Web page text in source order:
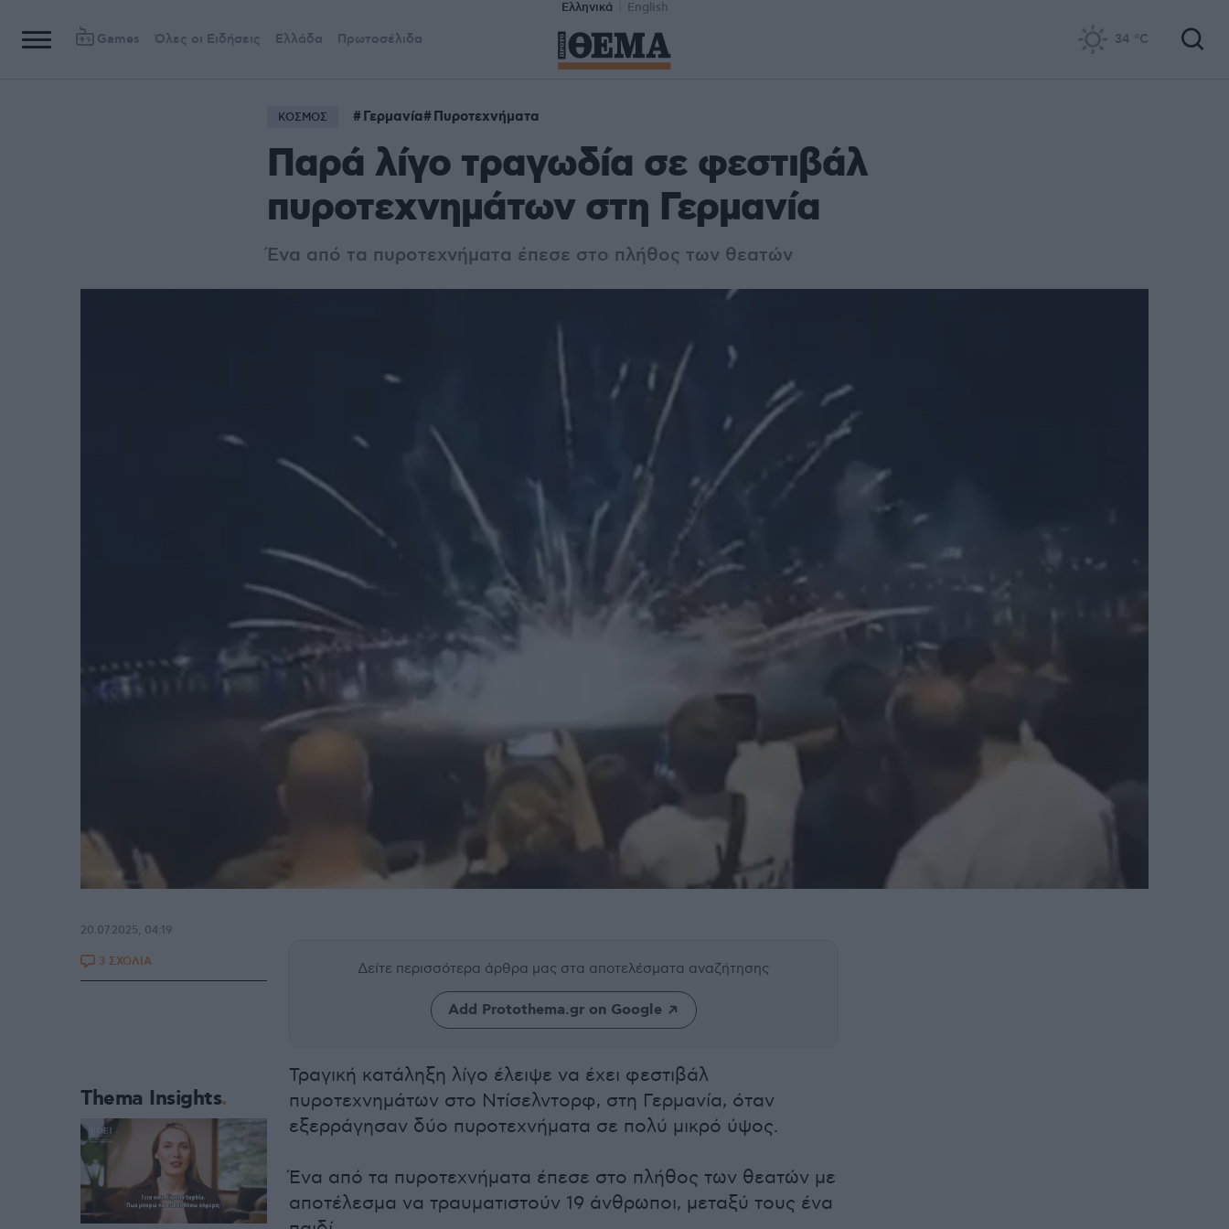
Ελληνικά English
Games Όλες οι Ειδήσεις Ελλάδα Πρωτοσέλιδα 34 °C
ΚΟΣΜΟΣ Γερμανία Πυροτεχνήματα
Παρά λίγο τραγωδία σε φεστιβάλ
πυροτεχνημάτων στη Γερμανία
Ένα από τα πυροτεχνήματα έπεσε στο πλήθος των θεατών
Δείτε περισσότερα άρθρα μας στα αποτελέσματα αναζήτησης
Add Protothema.gr on Google
Τραγική κατάληξη λίγο έλειψε να έχει φεστιβάλ
πυροτεχνημάτων στο Ντίσελντορφ, στη Γερμανία, όταν
εξερράγησαν δύο πυροτεχνήματα σε πολύ μικρό ύψος.
Ένα από τα πυροτεχνήματα έπεσε στο πλήθος των θεατών με
αποτέλεσμα να τραυματιστούν 19 άνθρωποι, μεταξύ τους ένα
20.07.2025, 04:19
3 ΣΧΟΛΙΑ
Thema Insights